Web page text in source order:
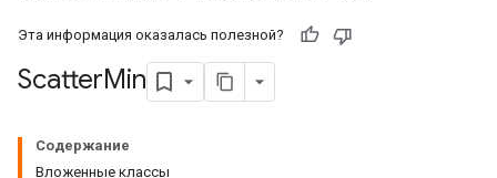
Эта информация оказалась полезной?
ScatterMin
Содержание
Вложенные классы